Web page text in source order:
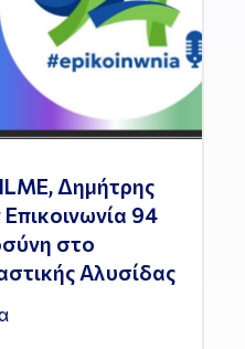
Δημήτρης
94
στο
Αλυσίδας